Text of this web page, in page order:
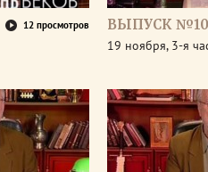
12 просмотров ВЫПУСК
19 ноября, 3-я